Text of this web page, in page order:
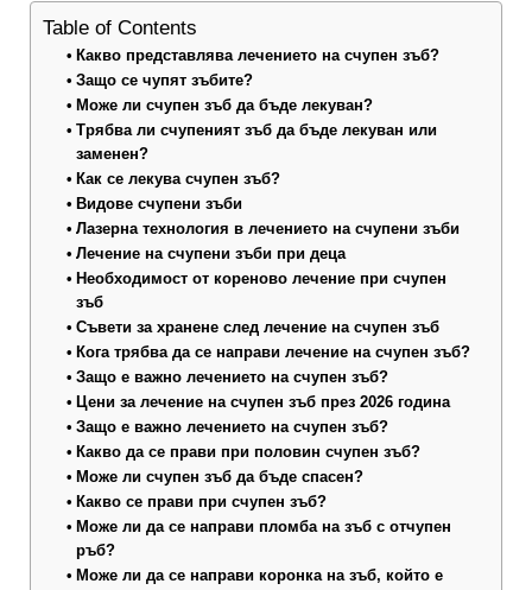
Table of Contents
Какво представлява лечението на счупен зъб?
Защо се чупят зъбите?
Може ли счупен зъб да бъде лекуван?
Трябва ли счупеният зъб да бъде лекуван или
заменен?
Как се лекува счупен зъб?
Видове счупени зъби
Лазерна технология в лечението на счупени зъби
Лечение на счупени зъби при деца
Необходимост от кореново лечение при счупен
зъб
Съвети за хранене след лечение на счупен зъб
Кога трябва да се направи лечение на счупен зъб?
Защо е важно лечението на счупен зъб?
Цени за лечение на счупен зъб през 2026 година
Защо е важно лечението на счупен зъб?
Какво да се прави при половин счупен зъб?
Може ли счупен зъб да бъде спасен?
Какво се прави при счупен зъб?
Може ли да се направи пломба на зъб с отчупен
ръб?
Може ли да се направи коронка на зъб, който е